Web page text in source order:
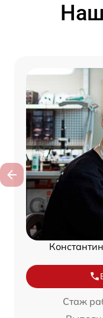
Стаж